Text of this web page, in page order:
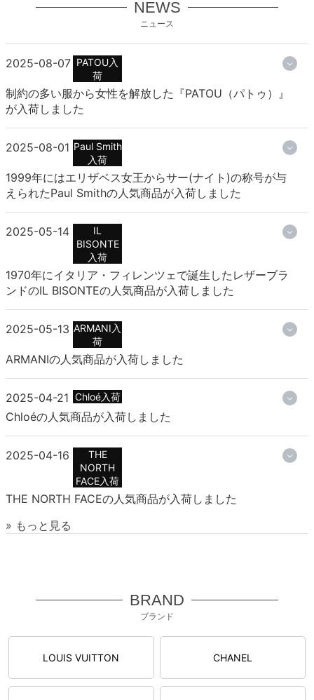
NEWS
ニュース
2025-08-07 PATOU入
荷
制約の多い服から女性を解放した『PATOU（パトゥ）』
が入荷しました
2025-08-01 Paul Smith
入荷
1999年にはエリザベス女王からサー(ナイト)の称号が与
えられたPaul Smithの人気商品が入荷しました
2025-05-14
IL
BISONTE
入荷
1970年にイタリア・フィレンツェで誕生したレザーブラ
ンドのIL BISONTEの人気商品が入荷しました
2025-05-13 ARMANI入
荷
ARMANIの人気商品が入荷しました
2025-04-21 Chloé入荷
Chloéの人気商品が入荷しました
2025-04-16
THE
NORTH
FACE入荷
THE NORTH FACEの人気商品が入荷しました
» もっと見る
BRAND
ブランド
LOUIS VUITTON CHANEL